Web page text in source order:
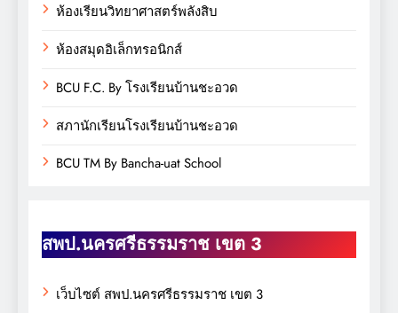
ห้องเรียนวิทยาศาสตร์พลังสิบ
ห้องสมุดอิเล็กทรอนิกส์
BCU F.C. By โรงเรียนบ้านชะอวด
สภานักเรียนโรงเรียนบ้านชะอวด
BCU TM By Bancha-uat School
สพป.นครศรีธรรมราช เขต 3
เว็บไซต์ สพป.นครศรีธรรมราช เขต 3